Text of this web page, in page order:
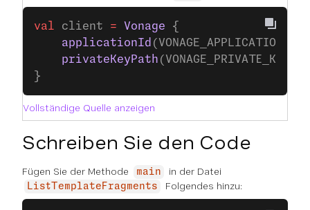
val client = Vonage {
    applicationId
(VONAGE_APPLICATION_ID)
    privateKeyPath
}
Vollständige Quelle anzeigen
Schreiben Sie den Code
Fügen Sie der Methode main in der Datei
ListTemplateFragments Folgendes hinzu: